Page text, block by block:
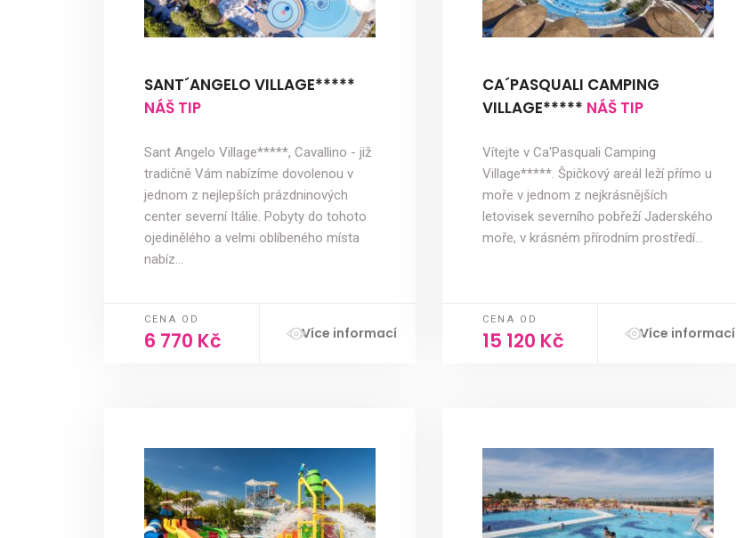
SANT´ANGELO VILLAGE*****
NÁŠ TIP
Sant Angelo Village*****, Cavallino - již
tradičně Vám nabízíme dovolenou v
jednom z nejlepších prázdninových
center severní Itálie. Pobyty do tohoto
ojedinělého a velmi oblíbeného místa
nabíz…
CENA OD
6 770 Kč Více informací
CA´PASQUALI CAMPING
VILLAGE***** NÁŠ TIP
Vítejte v Ca'Pasquali Camping
Village*****. Špičkový areál leží přímo u
moře v jednom z nejkrásnějších
letovisek severního pobřeží Jaderského
moře, v krásném přírodním prostředí…
CENA OD
15 120 Kč Více informací